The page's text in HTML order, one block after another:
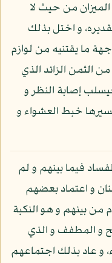
من حيث لا
و اختل بذلك
ما يقتنيه من لوازم
الثمن الزائد الذي
إصابة النظر و
خبط العشواء و
فيما بينهم و لم
و اعتماد بعضهم
من بينهم و هو النكبة
و المطفف و الذي
و عاد بذلك اجتماعهم